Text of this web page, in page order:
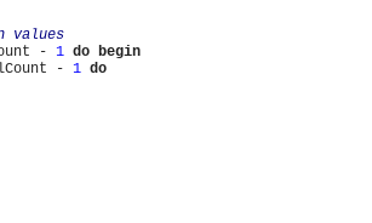
- 1 do begin
- 1 do